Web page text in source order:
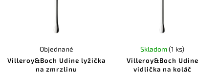
Villeroy&Boch Udine lyžička
na zmrzlinu
Objednané
Villeroy&Boch Udine
vidlička na koláč
Skladom(1 ks)